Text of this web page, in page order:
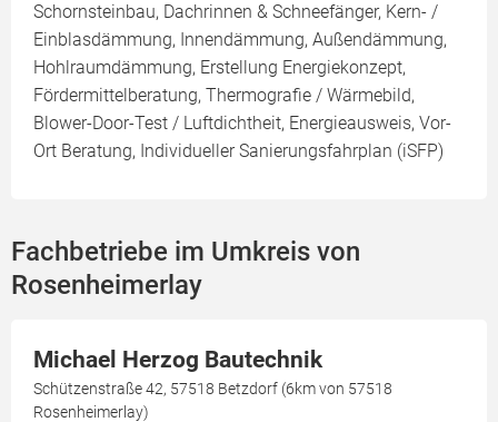
Schornsteinbau, Dachrinnen & Schneefänger, Kern- /
Einblasdämmung, Innendämmung, Außendämmung,
Hohlraumdämmung, Erstellung Energiekonzept,
Fördermittelberatung, Thermografie / Wärmebild,
Blower-Door-Test / Luftdichtheit, Energieausweis, Vor-
Ort Beratung, Individueller Sanierungsfahrplan (iSFP)
Fachbetriebe im Umkreis von
Rosenheimerlay
Michael Herzog Bautechnik
Schützenstraße 42, 57518 Betzdorf (6km von 57518
Rosenheimerlay)